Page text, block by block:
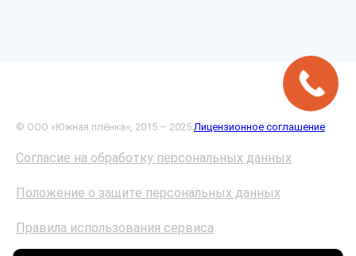
© ООО «Южная плёнка», 2015 – 2025 Лицензионное соглашение
Согласие на обработку персональных данных
Положение о защите персональных данных
Правила использования сервиса